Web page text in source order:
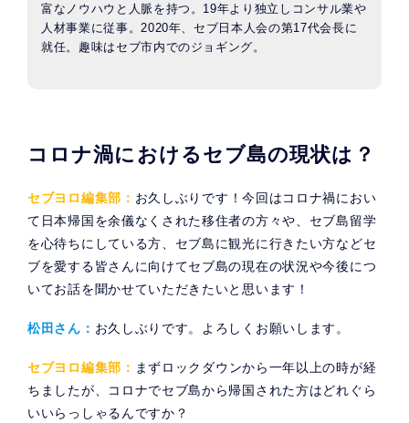
富なノウハウと人脈を持つ。19年より独立しコンサル業や
人材事業に従事。2020年、セブ日本人会の第17代会長に
就任。趣味はセブ市内でのジョギング。
コロナ渦におけるセブ島の現状は？
セブヨロ編集部： お久しぶりです！今回はコロナ禍におい
て日本帰国を余儀なくされた移住者の方々や、セブ島留学
を心待ちにしている方、セブ島に観光に行きたい方などセ
ブを愛する皆さんに向けてセブ島の現在の状況や今後につ
いてお話を聞かせていただきたいと思います！
松田さん： お久しぶりです。よろしくお願いします。
セブヨロ編集部： まずロックダウンから一年以上の時が経
ちましたが、コロナでセブ島から帰国された方はどれぐら
いいらっしゃるんですか？